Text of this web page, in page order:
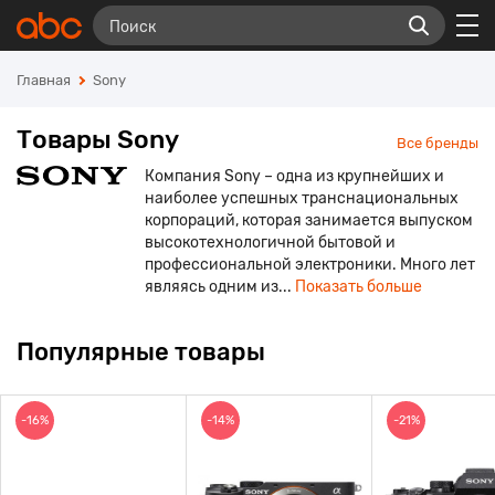
Главная Sony
Товары Sony Все бренды
Компания Sony – одна из крупнейших и
наиболее успешных транснациональных
корпораций, которая занимается выпуском
высокотехнологичной бытовой и
профессиональной электроники. Много лет
являясь одним из... Показать больше
Популярные товары
-16% -14% -21%